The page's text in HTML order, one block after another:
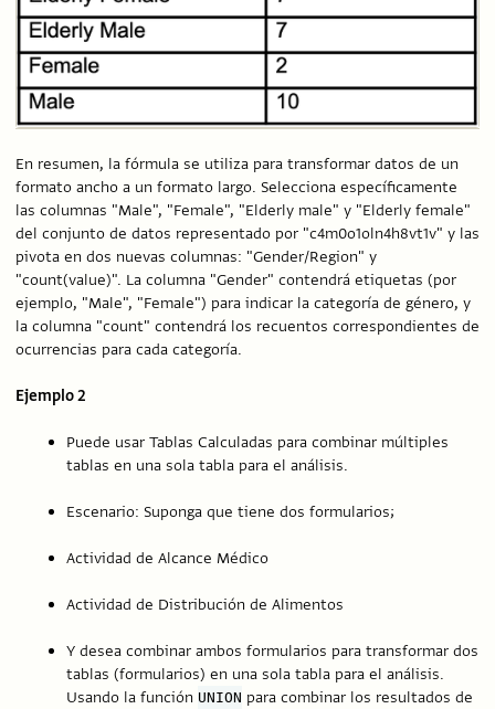
En resumen, la fórmula se utiliza para transformar datos de un
formato ancho a un formato largo. Selecciona específicamente
las columnas "Male", "Female", "Elderly male" y "Elderly female"
del conjunto de datos representado por "c4m0o1oln4h8vt1v" y las
pivota en dos nuevas columnas: "Gender/Region" y
"count(value)". La columna "Gender" contendrá etiquetas (por
ejemplo, "Male", "Female") para indicar la categoría de género, y
la columna "count" contendrá los recuentos correspondientes de
ocurrencias para cada categoría.
Ejemplo 2
Puede usar Tablas Calculadas para combinar múltiples
tablas en una sola tabla para el análisis.
Escenario: Suponga que tiene dos formularios;
Actividad de Alcance Médico
Actividad de Distribución de Alimentos
Y desea combinar ambos formularios para transformar dos
tablas (formularios) en una sola tabla para el análisis.
Usando la función UNION para combinar los resultados de